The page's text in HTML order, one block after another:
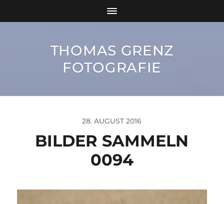
THOMAS GRENZ
FOTOGRAFIE
28. AUGUST 2016
BILDER SAMMELN
0094